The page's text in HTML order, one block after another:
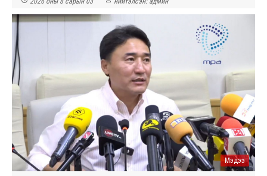
Мэдээ